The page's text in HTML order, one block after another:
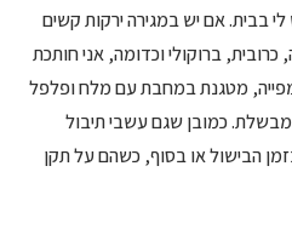
בבית. אם יש במגירה ירקות קשים
ברוקולי וכדומה, אני חותכת
מטגנת במחבת עם מלח ופלפל
כמובן שגם עשבי תיבול
הבישול או בסוף, כשהם על תקן